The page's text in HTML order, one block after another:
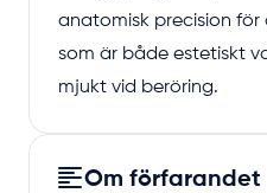
anatomisk precision
som är både estetiskt
mjukt vid beröring.
Om förfarandet